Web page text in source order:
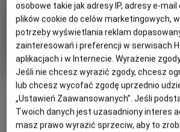
OBSERWUJ
Poświęceni
Oryginalny
tytuł
The Surrender
Czas
trwania
95 min
Kraj
i
rok
produkcji
Kanada, USA
osobowe takie jak adresy IP, adresy e-
plików cookie do celów marketingowych,
potrzeby wyświetlania reklam
zainteresowań i preferencji w serwisach
aplikacjach i w Internecie. Wyrażenie
Jeśli nie chcesz wyrazić zgody, chcesz
lub chcesz wycofać zgodę uprzednio
„Ustawień Zaawansowanych”. Jeśli
Twoich danych jest uzasadniony interes
masz prawo wyrazić sprzeciw, aby to